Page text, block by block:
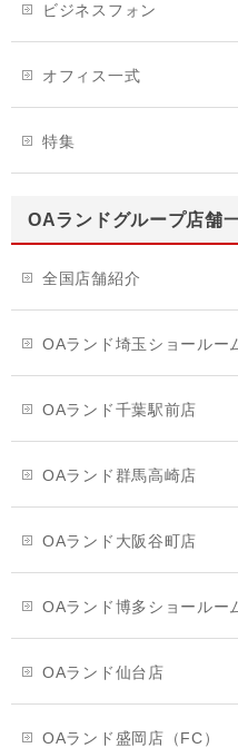
ビジネスフォン
オフィス一式
特集
OAランドグループ店舗
全国店舗紹介
OAランド埼玉ショールー
OAランド千葉駅前店
OAランド群馬高崎店
OAランド大阪谷町店
OAランド博多ショールー
OAランド仙台店
OAランド盛岡店（FC）